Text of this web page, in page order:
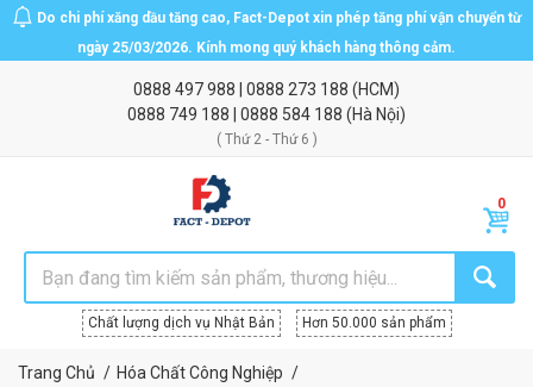
Do chi phí xăng dầu tăng cao, Fact-Depot xin phép tăng phí vận chuyển từ
ngày 25/03/2026. Kính mong quý khách hàng thông cảm.
0888 497 988 0888 273 188 (HCM)
0888 749 188
0888 584 188 (Hà Nội)
( Thứ 2 - Thứ 6 )
Chất lượng dịch vụ Nhật Bản Hơn 50.000 sản phẩm
Trang Chủ
Hóa Chất Công Nghiệp